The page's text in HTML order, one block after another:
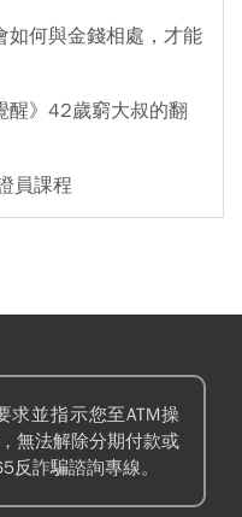
如何與金錢相處，才能
醒》42歲窮大叔的翻
員課程
求並指示您至ATM操
無法解除分期付款或
反詐騙諮詢專線。